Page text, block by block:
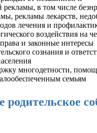
рекламы, в том числе
рекламы лекарств,
лечения и
воздействия на
и законные интересы
сознания и
многодетности,
семьям
родительское